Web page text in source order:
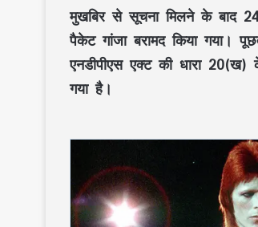
मुखबिर से सूचना मिलने के बाद
पैकेट गांजा बरामद किया गया।
एनडीपीएस एक्ट की धारा
गया है।